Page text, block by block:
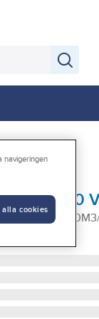
2 kW/230
IP44 RUND
navigeringen
alla cookies